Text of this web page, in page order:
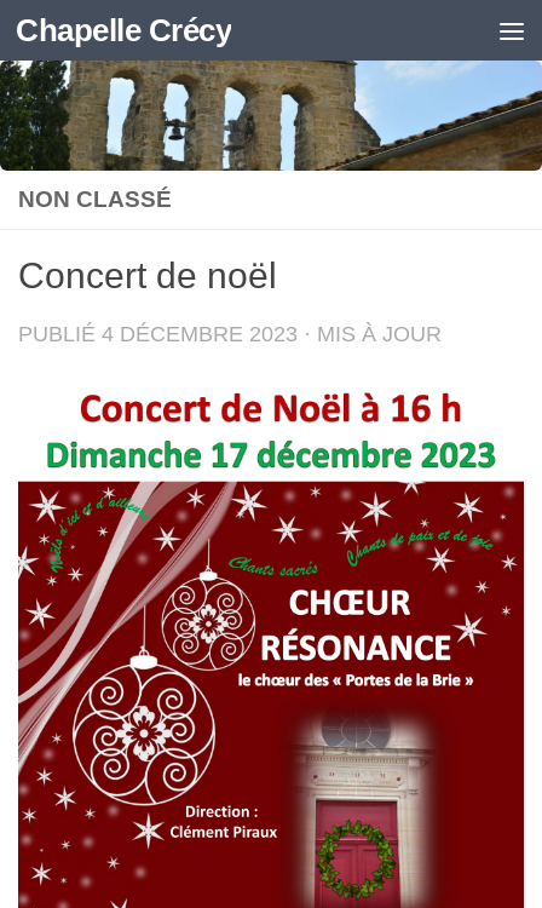
Skip to content
Chapelle Crécy
NON CLASSÉ
Concert de noël
PUBLIÉ 4 DÉCEMBRE 2023 · MIS À JOUR